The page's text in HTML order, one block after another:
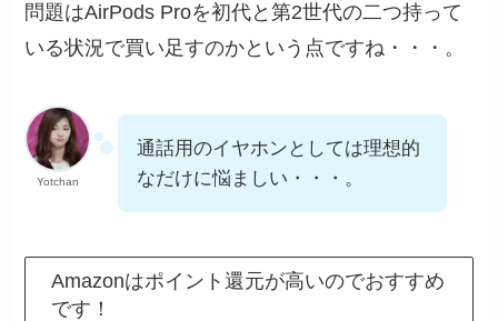
問題はAirPods Proを初代と第2世代の二つ持って
いる状況で買い足すのかという点ですね・・・。
Yotchan
通話用のイヤホンとしては理想的
なだけに悩ましい・・・。
Amazonはポイント還元が高いのでおすすめ
です！